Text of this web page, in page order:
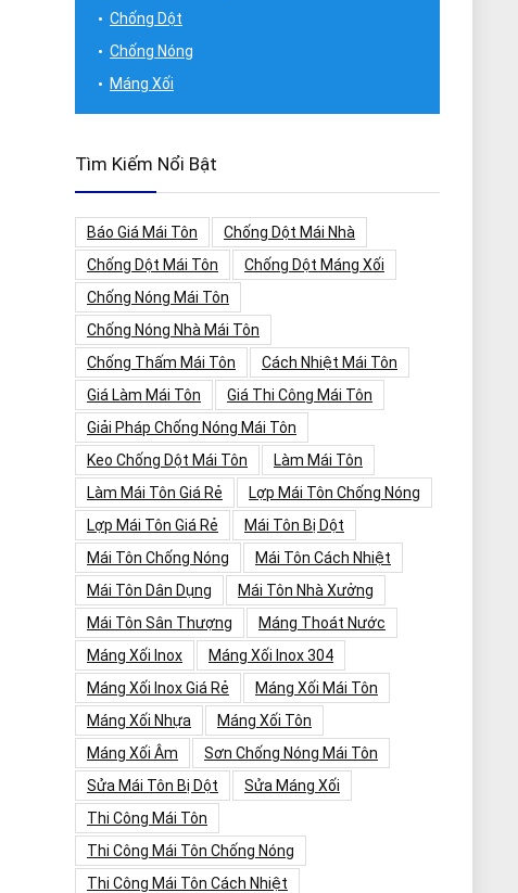
Chống Dột
Chống Nóng
Máng Xối
Tìm Kiếm Nổi Bật
Báo Giá Mái Tôn
Chống Dột Mái Nhà
Chống Dột Mái Tôn
Chống Dột Máng Xối
Chống Nóng Mái Tôn
Chống Nóng Nhà Mái Tôn
Chống Thấm Mái Tôn
Cách Nhiệt Mái Tôn
Giá Làm Mái Tôn
Giá Thi Công Mái Tôn
Giải Pháp Chống Nóng Mái Tôn
Keo Chống Dột Mái Tôn
Làm Mái Tôn
Làm Mái Tôn Giá Rẻ
Lợp Mái Tôn Chống Nóng
Lợp Mái Tôn Giá Rẻ
Mái Tôn Bị Dột
Mái Tôn Chống Nóng
Mái Tôn Cách Nhiệt
Mái Tôn Dân Dụng
Mái Tôn Nhà Xưởng
Mái Tôn Sân Thượng
Máng Thoát Nước
Máng Xối Inox
Máng Xối Inox 304
Máng Xối Inox Giá Rẻ
Máng Xối Mái Tôn
Máng Xối Nhựa
Máng Xối Tôn
Máng Xối Âm
Sơn Chống Nóng Mái Tôn
Sửa Mái Tôn Bị Dột
Sửa Máng Xối
Thi Công Mái Tôn
Thi Công Mái Tôn Chống Nóng
Thi Công Mái Tôn Cách Nhiệt